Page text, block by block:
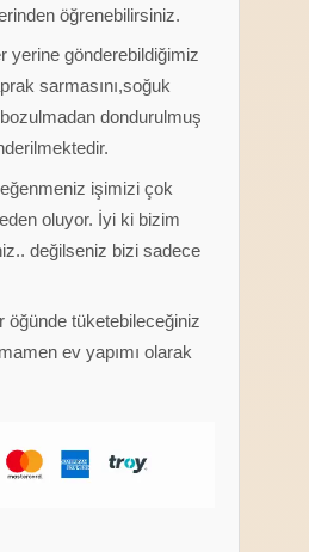
öğrenebilirsiniz.
yerine gönderebildiğimiz
sarmasını,soğuk
dondurulmuş
işimizi çok
oluyor. İyi ki bizim
değilseniz bizi sadece
öğünde tüketebileceğiniz
ev yapımı olarak